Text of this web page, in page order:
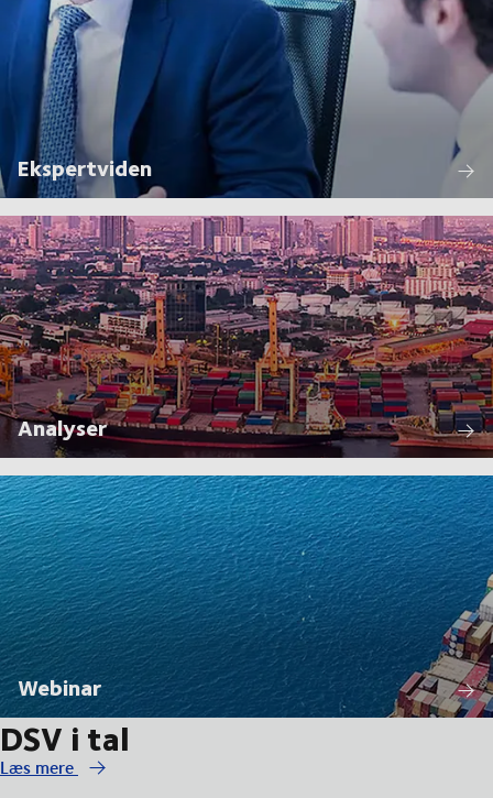
Ekspertviden
Analyser
Webinar
DSV i tal
Læs mere